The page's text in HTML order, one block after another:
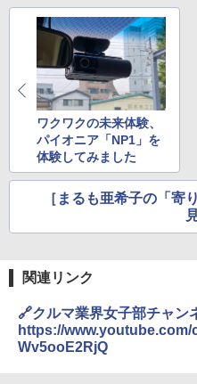
ワクワクの未来体験、
パイオニア「NP1」を
体験してみました
［まるも亜希子の「寄
関連リンク
🔗クルマ業界女子部チャン
https://
Wv5ooE2RjQ